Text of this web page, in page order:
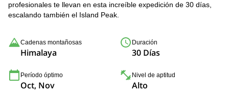
profesionales te llevan en esta increíble expedición de 30 días,
escalando también el Island Peak.
Cadenas montañosas
Himalaya
Duración
30 Días
Período óptimo
Oct, Nov
Nivel de aptitud
Alto